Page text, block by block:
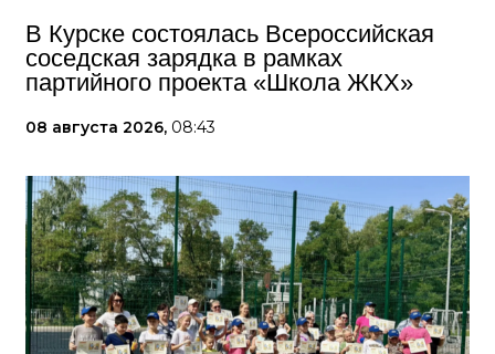
В Курске состоялась Всероссийская
соседская зарядка в рамках
партийного проекта «Школа ЖКХ»
08 августа 2026, 08:43